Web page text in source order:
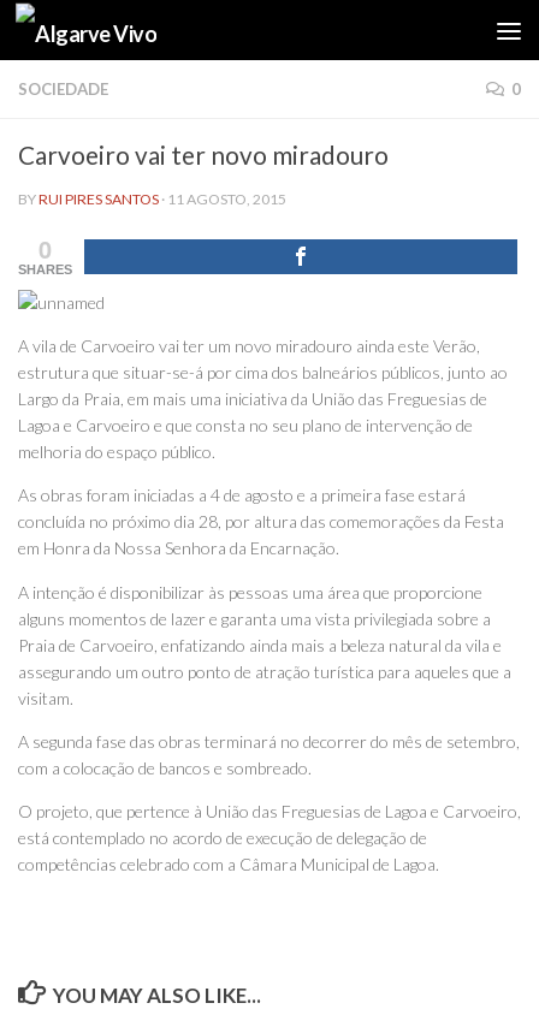
Skip to content
SOCIEDADE 0
Carvoeiro vai ter novo miradouro
BYRUI PIRES SANTOS · 11 AGOSTO, 2015
0
SHARES
A vila de Carvoeiro vai ter um novo miradouro ainda este Verão,
estrutura que situar-se-á por cima dos balneários públicos, junto ao
Largo da Praia, em mais uma iniciativa da União das Freguesias de
Lagoa e Carvoeiro e que consta no seu plano de intervenção de
melhoria do espaço público.
As obras foram iniciadas a 4 de agosto e a primeira fase estará
concluída no próximo dia 28, por altura das comemorações da Festa
em Honra da Nossa Senhora da Encarnação.
A intenção é disponibilizar às pessoas uma área que proporcione
alguns momentos de lazer e garanta uma vista privilegiada sobre a
Praia de Carvoeiro, enfatizando ainda mais a beleza natural da vila e
assegurando um outro ponto de atração turística para aqueles que a
visitam.
A segunda fase das obras terminará no decorrer do mês de setembro,
com a colocação de bancos e sombreado.
O projeto, que pertence à União das Freguesias de Lagoa e Carvoeiro,
está contemplado no acordo de execução de delegação de
competências celebrado com a Câmara Municipal de Lagoa.
YOU MAY ALSO LIKE...